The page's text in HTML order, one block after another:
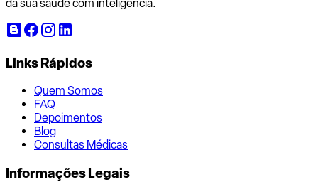
da sua saúde com inteligência.
Links Rápidos
Quem Somos
FAQ
Depoimentos
Blog
Consultas Médicas
Informações Legais